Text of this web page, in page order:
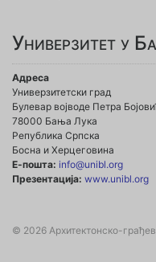
Универзитет у
Адреса
Универзитетски град
Булевар војводе Петра
78000 Бања Лука
Република Српска
Босна и Херцеговина
Е-пошта: info@unibl.org
Презентација: www.unibl.org
© 2026 Архитектонско-